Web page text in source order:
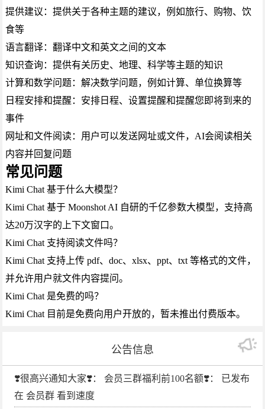
提供建议：提供关于各种主题的建议，例如旅行、购物、饮
食等
语言翻译：翻译中文和英文之间的文本
知识查询：提供有关历史、地理、科学等主题的知识
计算和数学问题：解决数学问题，例如计算、单位换算等
日程安排和提醒：安排日程、设置提醒和提醒您即将到来的
事件
网址和文件阅读：用户可以发送网址或文件，AI会阅读相关
内容并回复问题
常见问题
Kimi Chat 基于什么大模型？
Kimi Chat 基于 Moonshot AI 自研的千亿参数大模型，支持高
达20万汉字的上下文窗口。
Kimi Chat 支持阅读文件吗？
Kimi Chat 支持上传 pdf、doc、xlsx、ppt、txt 等格式的文件，
并允许用户就文件内容提问。
Kimi Chat 是免费的吗？
Kimi Chat 目前是免费向用户开放的，暂未推出付费版本。
公告信息
❣️很高兴通知大家❣️： 会员三群福利前100名额❣️： 已发布
在 会员群 看到速度